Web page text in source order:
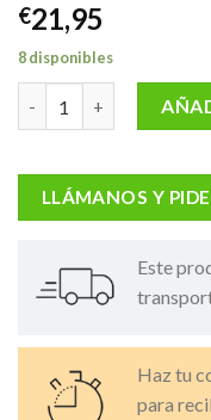
€21,95
8 disponibles
Eucerin sun
LLÁMANOS Y
Este
Haz tu
para